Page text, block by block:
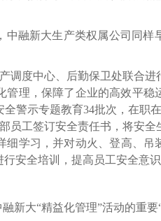
融新大生产类权属公司同样
度中心、后勤保卫处联合进
管理，保障了企业的高效平
警示专题教育34批次，在职
员工签订安全责任书，将安
细学习，并对动火、登高、吊
行安全培训，提高员工安全意
大“精益化管理”活动的重要“